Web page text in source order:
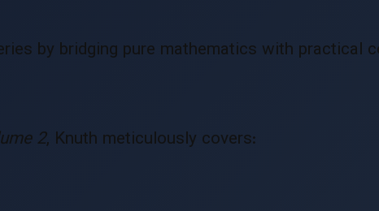
by bridging pure mathematics with practical
2, Knuth meticulously covers: